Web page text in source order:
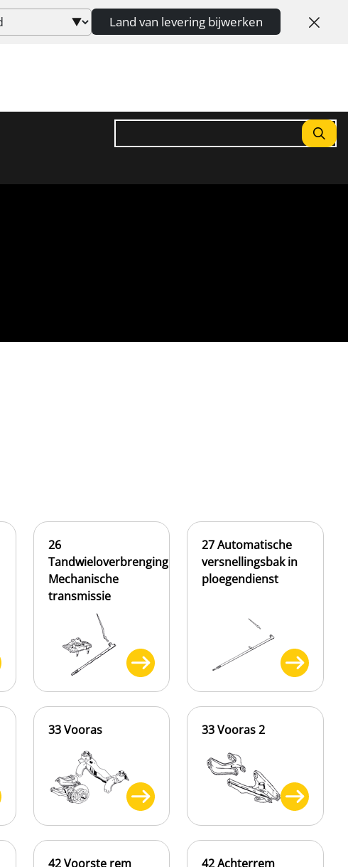
Land van levering bijwerken
26
Tandwieloverbrenging
Mechanische
transmissie
27 Automatische
versnellingsbak in
ploegendienst
33 Vooras 33 Vooras 2
42 Voorste rem 42 Achterrem